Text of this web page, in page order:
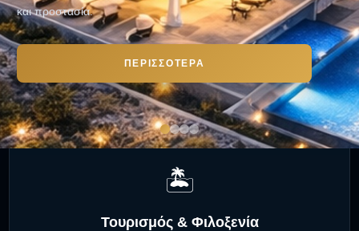
και προστασία.
ΠΕΡΙΣΣΌΤΕΡΑ
τουρισμό και επιχειρήσεις.
ΥΠΗΡΕΣΊΕΣ
🏝️
Τουρισμός & Φιλοξενία